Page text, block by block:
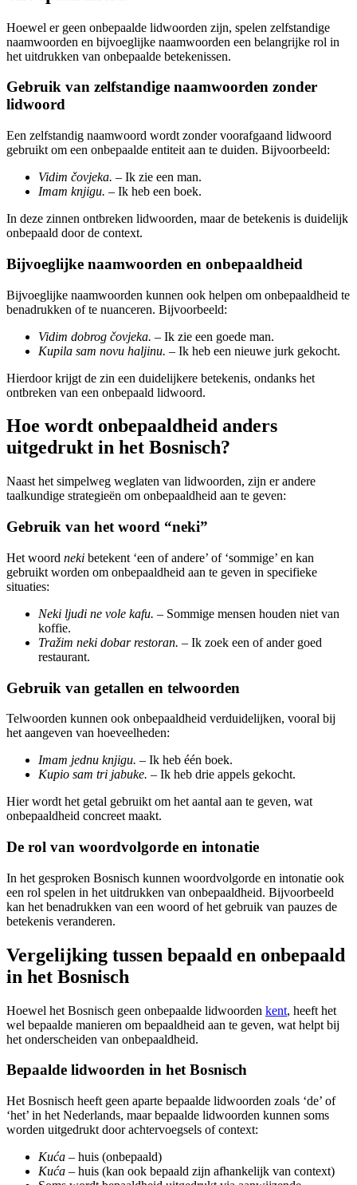
Hoewel er geen onbepaalde lidwoorden zijn, spelen zelfstandige
naamwoorden en bijvoeglijke naamwoorden een belangrijke rol in
het uitdrukken van onbepaalde betekenissen.
Gebruik van zelfstandige naamwoorden zonder
lidwoord
Een zelfstandig naamwoord wordt zonder voorafgaand lidwoord
gebruikt om een onbepaalde entiteit aan te duiden. Bijvoorbeeld:
Vidim čovjeka. – Ik zie een man.
Imam knjigu. – Ik heb een boek.
In deze zinnen ontbreken lidwoorden, maar de betekenis is duidelijk
onbepaald door de context.
Bijvoeglijke naamwoorden en onbepaaldheid
Bijvoeglijke naamwoorden kunnen ook helpen om onbepaaldheid te
benadrukken of te nuanceren. Bijvoorbeeld:
Vidim dobrog čovjeka. – Ik zie een goede man.
Kupila sam novu haljinu. – Ik heb een nieuwe jurk gekocht.
Hierdoor krijgt de zin een duidelijkere betekenis, ondanks het
ontbreken van een onbepaald lidwoord.
Hoe wordt onbepaaldheid anders
uitgedrukt in het Bosnisch?
Naast het simpelweg weglaten van lidwoorden, zijn er andere
taalkundige strategieën om onbepaaldheid aan te geven:
Gebruik van het woord “neki”
Het woord neki betekent ‘een of andere’ of ‘sommige’ en kan
gebruikt worden om onbepaaldheid aan te geven in specifieke
situaties:
Neki ljudi ne vole kafu. – Sommige mensen houden niet van
koffie.
Tražim neki dobar restoran. – Ik zoek een of ander goed
restaurant.
Gebruik van getallen en telwoorden
Telwoorden kunnen ook onbepaaldheid verduidelijken, vooral bij
het aangeven van hoeveelheden:
Imam jednu knjigu. – Ik heb één boek.
Kupio sam tri jabuke. – Ik heb drie appels gekocht.
Hier wordt het getal gebruikt om het aantal aan te geven, wat
onbepaaldheid concreet maakt.
De rol van woordvolgorde en intonatie
In het gesproken Bosnisch kunnen woordvolgorde en intonatie ook
een rol spelen in het uitdrukken van onbepaaldheid. Bijvoorbeeld
kan het benadrukken van een woord of het gebruik van pauzes de
betekenis veranderen.
Vergelijking tussen bepaald en onbepaald
in het Bosnisch
Hoewel het Bosnisch geen onbepaalde lidwoorden kent, heeft het
wel bepaalde manieren om bepaaldheid aan te geven, wat helpt bij
het onderscheiden van onbepaaldheid.
Bepaalde lidwoorden in het Bosnisch
Het Bosnisch heeft geen aparte bepaalde lidwoorden zoals ‘de’ of
‘het’ in het Nederlands, maar bepaalde lidwoorden kunnen soms
worden uitgedrukt door achtervoegsels of context:
Kuća – huis (onbepaald)
Kuća – huis (kan ook bepaald zijn afhankelijk van context)